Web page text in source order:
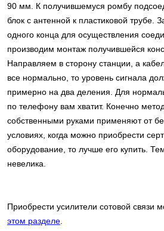
90 мм. К получившемуся ромбу
блок с антенной к пластиковой трубе.
одного конца для осуществления
производим монтаж получившейся
Направляем в сторону станции, а
все нормально, то уровень сигнала
примерно на два деления. Для
по телефону вам хватит. Конечно
собственными руками применяют от
условиях, когда можно приобрести
оборудование, то лучше его купить.
невелика.
Приобрести усилители сотовой связи
этом разделе